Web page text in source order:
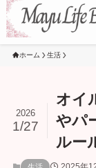
ホーム 生活
オイ
やパ
ルー
2026
1/27